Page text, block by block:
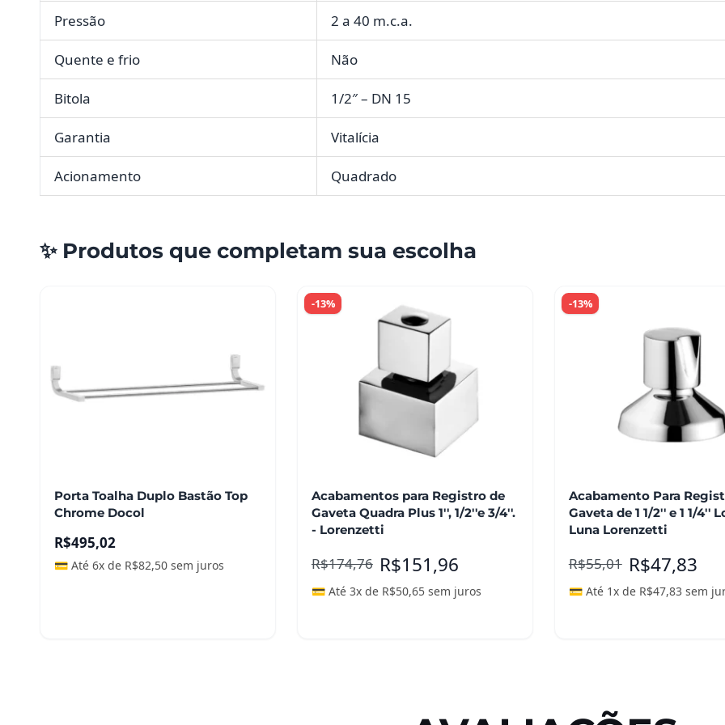
Pressão 2 a 40 m.c.a.
Quente e frio Não
Bitola 1/2″ – DN 15
Garantia Vitalícia
Acionamento Quadrado
✨ Produtos que completam sua escolha
Porta Toalha Duplo Bastão Top
Chrome Docol
R$495,02
💳 Até 6x de R$82,50 sem juros
-13%
Acabamentos para Registro de
Gaveta Quadra Plus 1'', 1/2''e 3/4''.
- Lorenzetti
R$174,76 R$151,96
💳 Até 3x de R$50,65sem juros
-13%
Acabamento Para
Gaveta de 1 1/2'' e 1 1/4''
Luna Lorenzetti
R$55,01 R$47,83
💳 Até 1x de R$47,83 sem